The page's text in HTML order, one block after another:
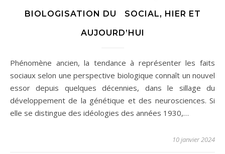
BIOLOGISATION DU SOCIAL, HIER ET
AUJOURD’HUI
Phénomène ancien, la tendance à représenter les faits
sociaux selon une perspective biologique connaît un nouvel
essor depuis quelques décennies, dans le sillage du
développement de la génétique et des neurosciences. Si
elle se distingue des idéologies des années 1930,…
10 janvier 2024